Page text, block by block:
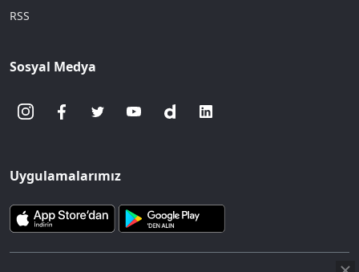
RSS
Sosyal Medya
Uygulamalarımız